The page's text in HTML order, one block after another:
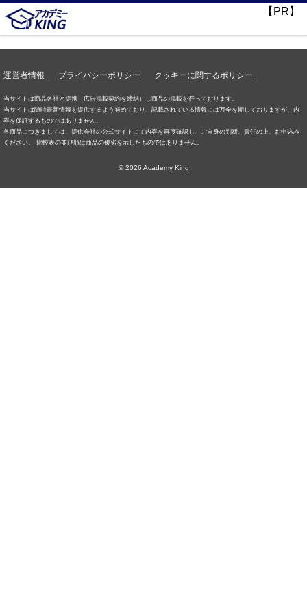
【PR】
運営者情報 プライバシーポリシー クッキーに関するポリシー
当サイトは商品各社と提携（広告掲載契約を締結）し商品の掲載を行っております。
当サイトは随時最新情報を提供するよう努めており、記載されている情報には万全を期しておりますが、内
容を保証するものではありません。
各商品につきましては、提供会社の公式サイトにて内容を再度確認し、ご自身の判断、責任の上、お申込み
ください。 比較表の並び順は商品の優劣を示したものではありません。
© 2026 Academy King